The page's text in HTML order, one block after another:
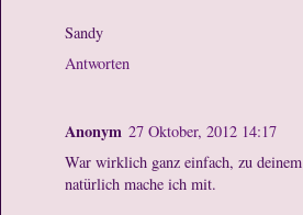
Sandy
Antworten
Anonym 27 Oktober, 2012 14:17
War wirklich ganz einfach, zu
natürlich mache ich mit.